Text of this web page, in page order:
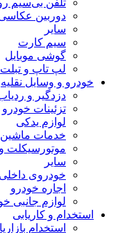
تلفن بی‌سیم
دوربین
سایر
سیم کارت
گوشی موبایل
لپ تاپ و تبلت
خودرو و وسایل نقلیه
دزدگیر و
تزئینات خودرو
لوازم یدکی
خدمات ماشین
موتورسیکلت و
سایر
خودروی
اجاره خودرو
لوازم جانبی
استخدام و کاریابی
استخدام